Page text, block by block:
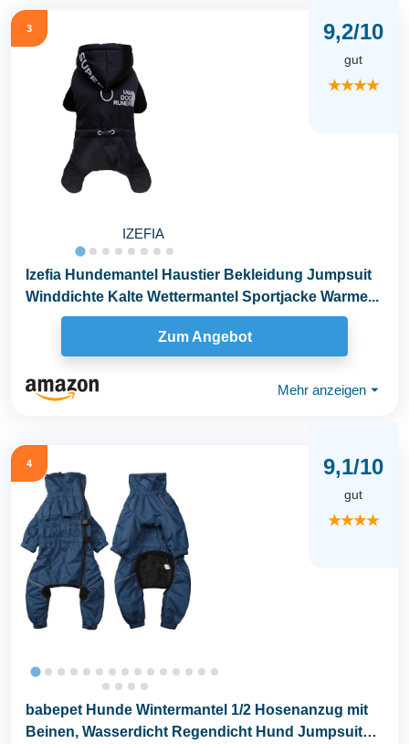
3
IZEFIA
9,2/10
gut
★★★★
Izefia Hundemantel Haustier Bekleidung Jumpsuit
Winddichte Kalte Wettermantel Sportjacke Warme...
Zum Angebot
Mehr anzeigen ⏷
4 9,1/10
gut
★★★★
babepet Hunde Wintermantel 1/2 Hosenanzug mit
Beinen, Wasserdicht Regendicht Hund Jumpsuit